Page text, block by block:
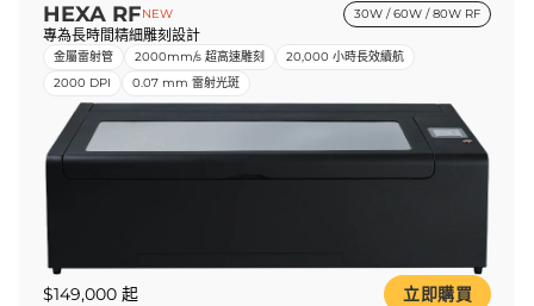
HEXA RFNEW 30W / 60W / 80W RF
專為長時間精細雕刻設計
金屬雷射管 2000mm/s 超高速雕刻
20,000 小時長效續航
2000 DPI
0.07 mm 雷射光斑
$149,000 起 立即購買